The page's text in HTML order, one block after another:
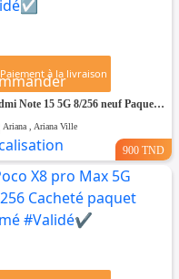
Paiement à la livraison
Redmi Note 15 5G 8/256 neuf Paquet fermé. Validé☑️
Ariana , Ariana Ville
900 TND